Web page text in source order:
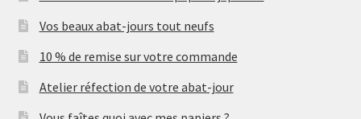
Vos beaux abat-jours tout neufs
10 % de remise sur votre commande
Atelier réfection de votre abat-jour